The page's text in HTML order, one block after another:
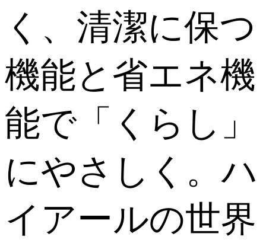
く、清潔に保つ
機能と省エネ機
能で「くらし」
にやさしく。ハ
イアールの世界